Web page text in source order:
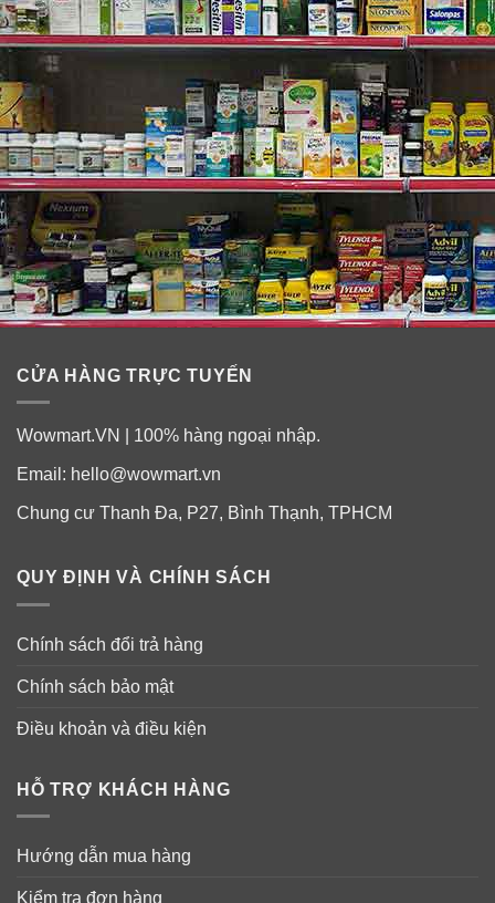
CỬA HÀNG TRỰC TUYẾN
Wowmart.VN | 100% hàng ngoại nhập.
Email: hello@wowmart.vn
Chung cư Thanh Đa, P27, Bình Thạnh, TPHCM
QUY ĐỊNH VÀ CHÍNH SÁCH
Chính sách đổi trả hàng
Chính sách bảo mật
Điều khoản và điều kiện
HỖ TRỢ KHÁCH HÀNG
Hướng dẫn mua hàng
Kiểm tra đơn hàng